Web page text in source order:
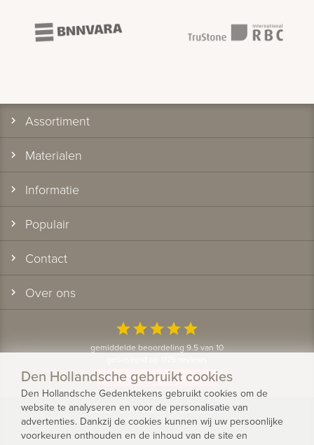
Assortiment
Materialen
Informatie
Populair
Contact
Over ons
starstarstarstarstar
gemiddelde beoordeling 9.5 van 10
Bekijk alle klantervaringen
© 2026 - Den Hollandsche Gedenktekens
Privacy
Den Hollandsche gebruikt cookies
Den Hollandsche Gedenktekens gebruikt cookies om de
website te analyseren en voor de personalisatie van
advertenties. Dankzij de cookies kunnen wij uw persoonlijke
voorkeuren onthouden en de inhoud van de site en